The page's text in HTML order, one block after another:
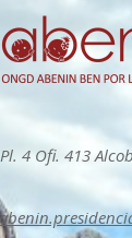
4 Ofi. 413